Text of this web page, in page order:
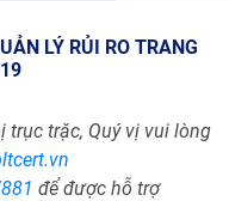
LÝ RỦI RO TRANG
trục trặc, Quý vị vui lòng
để được hỗ trợ